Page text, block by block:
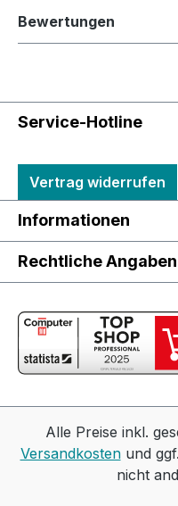
Bewertungen
Service-Hotline
Vertrag widerrufen
Informationen
Rechtliche Angaben
Alle Preise inkl.
Versandkostenund
nicht